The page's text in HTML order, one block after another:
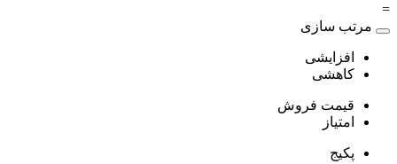
=
مرتب سازی
افزایشی
کاهشی
قیمت فروش
امتیاز
پکیج